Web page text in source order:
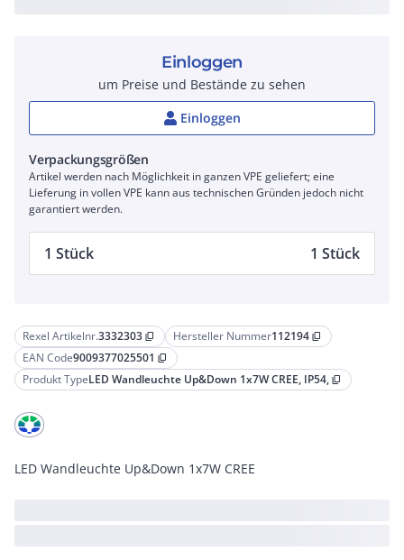
Rexel Artikelnr.3332303 content_copy Hersteller Nummer112194 content_copy
EAN Code9009377025501 content_copy
Produkt TypeLED Wandleuchte Up&Down 1x7W CREE, IP54, content_copy
LED Wandleuchte Up&Down 1x7W CREE
Einloggen
um Preise und Bestände zu sehen
Einloggen
Verpackungsgrößen
Artikel werden nach Möglichkeit in ganzen VPE geliefert; eine
Lieferung in vollen VPE kann aus technischen Gründen jedoch nicht
garantiert werden.
1 Stück 1 Stück